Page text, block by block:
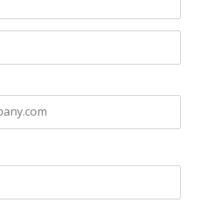
purposes and should be